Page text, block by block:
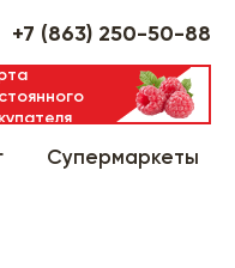
+7 (863) 250-50-88
Супермаркеты